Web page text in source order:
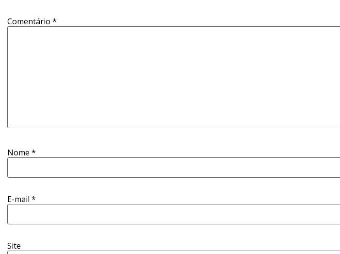
Comentário *
Nome *
E-mail *
Site